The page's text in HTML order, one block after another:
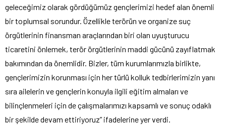
geleceğimiz olarak gördüğümüz gençlerimizi hedef alan önemli
bir toplumsal sorundur. Özellikle terörün ve organize suç
örgütlerinin finansman araçlarından biri olan uyuşturucu
ticaretini önlemek, terör örgütlerinin maddi gücünü zayıflatmak
bakımından da önemlidir. Bizler, tüm kurumlarımızla birlikte,
gençlerimizin korunması için her türlü kolluk tedbirlerimizin yanı
sıra ailelerin ve gençlerin konuyla ilgili eğitim almaları ve
bilinçlenmeleri için de çalışmalarımızı kapsamlı ve sonuç odaklı
bir şekilde devam ettiriyoruz” ifadelerine yer verdi.